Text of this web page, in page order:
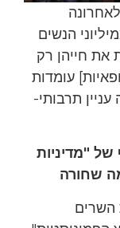
הנשים
את חייהן רק
עומדות
תרבותי-
"מדיניות
שחורה
השרים